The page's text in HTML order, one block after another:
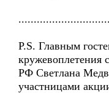
P.S. Главным
кружевоплетения
РФ Светлана
участницами